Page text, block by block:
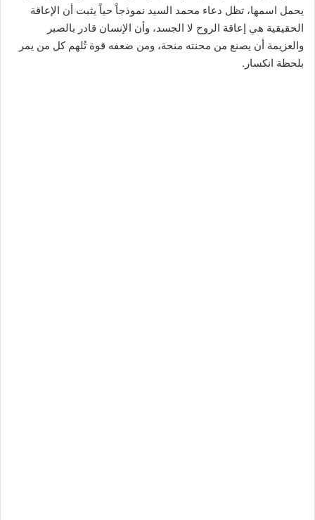
يحمل اسمها، تظل دعاء محمد السيد نموذجاً حياً يثبت أن الإعاقة
الحقيقية هي إعاقة الروح لا الجسد، وأن الإنسان قادر بالصبر
والعزيمة أن يصنع من محنته منحة، ومن ضعفه قوة تُلهم كل من يمر
بلحظة انكسار.